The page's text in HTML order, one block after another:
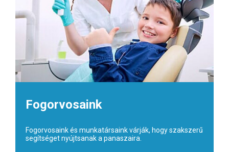
Fogorvosaink
Fogorvosaink és munkatársaink várják, hogy szakszerű
segítséget nyújtsanak a panaszaira.